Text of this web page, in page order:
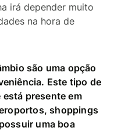
irá depender muito
na hora de
são uma opção
Este tipo de
presente em
shoppings
uma boa